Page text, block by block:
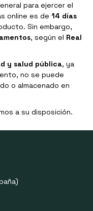
para ejercer el
online es de 14 días
Sin embargo,
, según el Real
y salud pública, ya
no se puede
o almacenado en
a su disposición.